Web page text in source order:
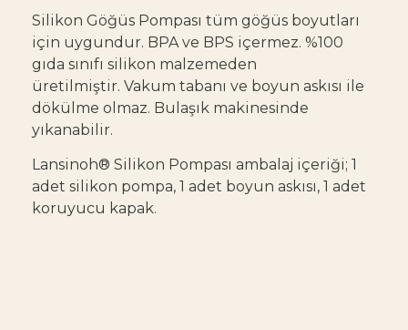
Silikon Göğüs Pompası tüm göğüs boyutları
için uygundur. BPA ve BPS içermez. %100
gıda sınıfı silikon malzemeden
üretilmiştir. Vakum tabanı ve boyun askısı ile
dökülme olmaz. Bulaşık makinesinde
yıkanabilir.
Lansinoh® Silikon Pompası ambalaj içeriği; 1
adet silikon pompa, 1 adet boyun askısı, 1 adet
koruyucu kapak.